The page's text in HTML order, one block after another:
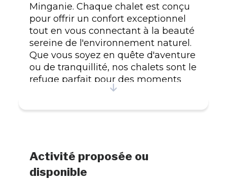
Minganie. Chaque chalet est conçu
pour offrir un confort exceptionnel
tout en vous connectant à la beauté
sereine de l'environnement naturel.
Que vous soyez en quête d'aventure
ou de tranquillité, nos chalets sont le
refuge parfait pour des moments
inoubliables avec vos proches.
Activité proposée ou
disponible